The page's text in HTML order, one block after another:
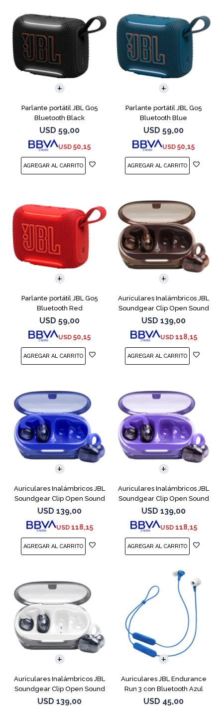
Parlante portátil JBL Go5
Bluetooth Black
USD 59,00
USD 50,15
Parlante portátil JBL Go5
Bluetooth Blue
USD 59,00
USD 50,15
Parlante portátil JBL Go5
Bluetooth Red
USD 59,00
USD 50,15
Auriculares Inalámbricos JBL
Soundgear Clip Open Sound
Cobre
USD 139,00
USD 118,15
Auriculares Inalámbricos JBL
Soundgear Clip Open Sound
Azul
USD 139,00
USD 118,15
Auriculares Inalámbricos JBL
Soundgear Clip Open Sound
Purpl
USD 139,00
USD 118,15
Auriculares Inalámbricos JBL
Soundgear Clip Open Sound
Blanc
USD 139,00
Auriculares JBL Endurance
Run 3 con Bluetooth Azul
USD 45,00